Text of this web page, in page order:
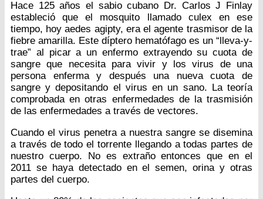
Hace 125 años el sabio cubano Dr. Carlos J Finlay
estableció que el mosquito llamado culex en ese
tiempo, hoy aedes agipty, era el agente trasmisor de la
fiebre amarilla. Este díptero hematófago es un “lleva-y-
trae” al picar a un enfermo extrayendo su cuota de
sangre que necesita para vivir y los virus de una
persona enferma y después una nueva cuota de
sangre y depositando el virus en un sano. La teoría
comprobada en otras enfermedades de la trasmisión
de las enfermedades a través de vectores.
Cuando el virus penetra a nuestra sangre se disemina
a través de todo el torrente llegando a todas partes de
nuestro cuerpo. No es extraño entonces que en el
2011 se haya detectado en el semen, orina y otras
partes del cuerpo.